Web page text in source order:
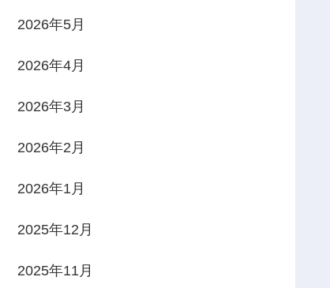
2026年5月
2026年4月
2026年3月
2026年2月
2026年1月
2025年12月
2025年11月